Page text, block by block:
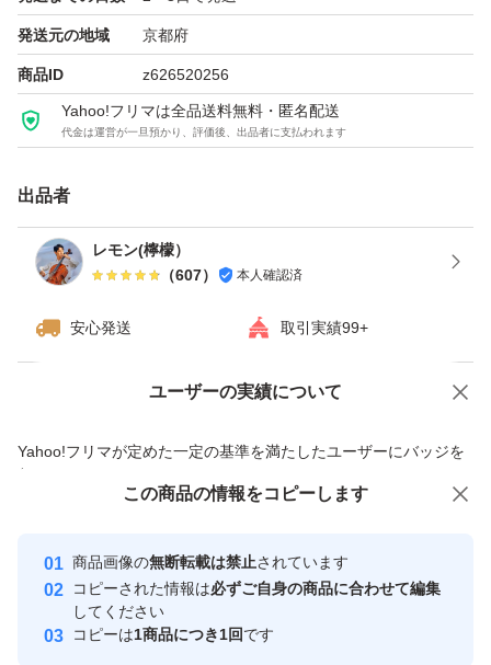
かぼちゃ
京ぐれない人参
玉ねぎ
しろな
毎日の収穫によってゆうパケットプラスに6種類〜8種類
入るだけいっぱいお入れ致します。
常温での発送となります。
遠方からのご購入もお受け致しますが
配達に時間がかかることによる、商品の痛み等にはご理解
発送元の地域 京都府
商品ID z626520256
Yahoo!フリマは全品送料無料・匿名配送
代金は運営が一旦預かり、評価後、出品者に支払われます
出品者
レモン(檸檬）
（607） 本人確認済
安心発送 取引実績99+
ユーザーの実績について
Yahoo!フリマが定めた一定の基準を満たしたユーザーにバッジを
付与しています
安心取引出品者
心・安全なユーザーです
取引実績
価格の相談 商品への質問
この商品の情報をコピーします
商品画像の無断転載は禁止されています
コピーされた情報は必ずご自身の商品に合わせて編集
してください
コピーは1商品につき1回です
この商品をみている人にオススメ